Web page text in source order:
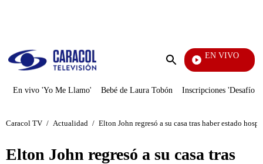
Enviar
EN VIVO
Yo
En vivo 'Yo Me Llamo' Bebé de Laura Tobón Inscripciones 'Desafío'
Caracol TV / Actualidad / Elton John regresó a su casa tras haber estado
Elton John regresó a su casa tras